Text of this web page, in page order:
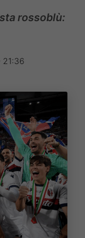
rossoblù:
21:36